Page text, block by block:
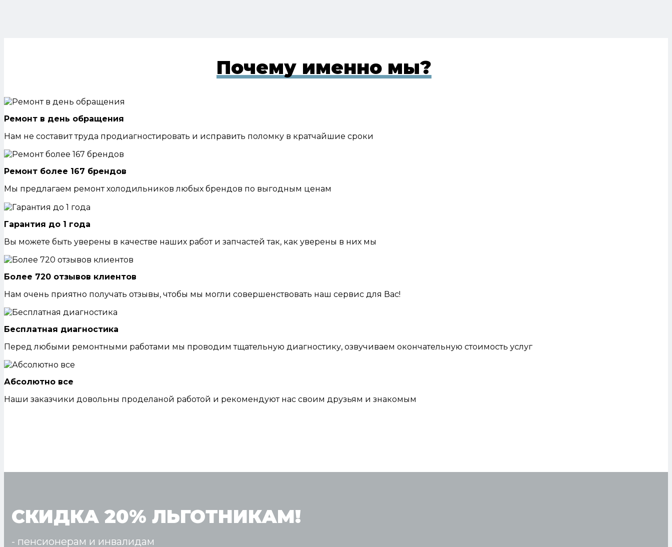
Почему именно мы?
Ремонт в день обращения
Нам не составит труда продиагностировать и исправить поломку в кратчайшие сроки
Ремонт более 167 брендов
Мы предлагаем ремонт холодильников любых брендов по выгодным ценам
Гарантия до 1 года
Вы можете быть уверены в качестве наших работ и запчастей так, как уверены в них мы
Более 720 отзывов клиентов
Нам очень приятно получать отзывы, чтобы мы могли совершенствовать наш сервис для Вас!
Бесплатная диагностика
Перед любыми ремонтными работами мы проводим тщательную диагностику, озвучиваем окончательную стоимость услуг
Абсолютно все
Наши заказчики довольны проделаной работой и рекомендуют нас своим друзьям и знакомым
СКИДКА 20% ЛЬГОТНИКАМ!
- пенсионерам и инвалидам